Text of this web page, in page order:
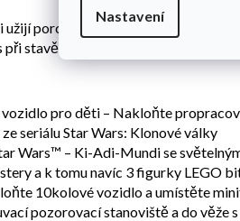
Nastavení
porci kreativní zábavy navíc a
stavění. Stavebnice obsahuje 813
pro děti – Nakloňte
seriálu Star Wars: Klonové války
Wars™ – Ki-Adi-Mundi se
a k tomu navíc 3 figurky LEGO
10kolové vozidlo a umístěte
pozorovací stanoviště a do věže